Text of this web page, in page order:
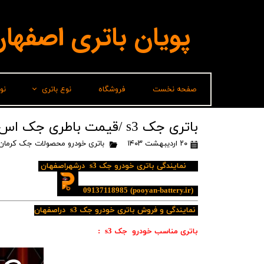
صفحه نخست فروشگاه نوع باتری
لیدر(پاسارگاد)
برناباتری
باتری شارک
سپاهان باتری
وایا باتری
پویان باتری
باتری جک s3 /قیمت باطری جک اسjac s3
۲۰ اردیبهشت ۱۴۰۳ باتری خودرو محصولات جک
نمایندگی باتری خودرو جک s3 درشهراصفهان
(pooyan-battery.ir)
09137118985
نمایندگی و فروش باتری خودرو جک s3 دراصفهان
باتری مناسب خودرو جک s3 :